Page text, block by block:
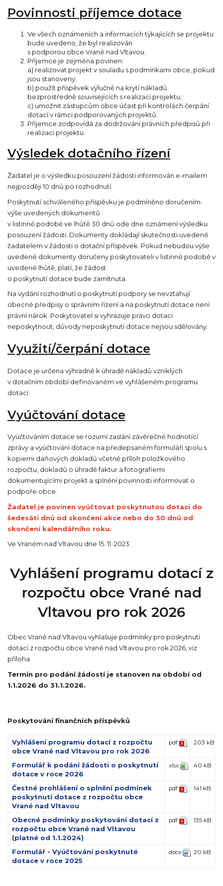
Povinnosti příjemce dotace
Ve všech oznámeních a informacích týkajících se projektu
bude uvedeno, že byl realizován
s podporou obce Vrané nad Vltavou.
Příjemce je zejména povinen:
a) realizovat projekt v souladu s podmínkami obce, pokud
jsou stanoveny;
b) použít příspěvek výlučně na krytí nákladů
bezprostředně souvisejících s realizací projektu;
c) umožnit zástupcům obce účast při kontrolách čerpání
dotací v rámci podporovaných projektů.
Příjemce zodpovídá za dodržování právních předpisů při
realizaci projektu.
Výsledek dotačního řízení
Žadatel je o výsledku posouzení žádosti informován e-mailem
nejpozději 10 dnů po rozhodnutí.
Poskytnutí schváleného příspěvku je podmíněno doručením
výše uvedených dokumentů
v listinné podobě ve lhůtě 30 dnů ode dne oznámení výsledku
posouzení žádosti. Dokumenty dokládají skutečnosti uvedené
žadatelem v žádosti o dotační příspěvek. Pokud nebudou výše
uvedené dokumenty doručeny poskytovateli v listinné podobě v
uvedené lhůtě, platí, že žádost
o poskytnutí dotace bude zamítnuta.
Na vydání rozhodnutí o poskytnutí podpory se nevztahují
obecné předpisy o správním řízení a na poskytnutí dotace není
právní nárok. Poskytovatel si vyhrazuje právo dotaci
neposkytnout, důvody neposkytnutí dotace nejsou sdělovány.
Využití/čerpání dotace
Dotace je určena výhradně k úhradě nákladů vzniklých
v dotačním období definovaném ve vyhlášeném programu
dotací.
Vyúčtování dotace
Vyúčtováním dotace se rozumí zaslání závěrečné hodnotící
zprávy a vyúčtování dotace na předepsaném formuláři spolu s
kopiemi daňových dokladů včetně příloh položkového
rozpočtu, dokladů o úhradě faktur a fotografiemi
dokumentujícími projekt a splnění povinnosti informovat o
podpoře obce.
Žadatel je povinen vyúčtovat poskytnutou dotaci do
šedesáti dnů od skončení akce nebo do 30 dnů od
skončení kalendářního roku.
Ve Vraném nad Vltavou dne 15. 11. 2023.
Vyhlášení programu dotací z
rozpočtu obce Vrané nad
Vltavou pro rok 2026
Obec Vrané nad Vltavou vyhlašuje podmínky pro poskytnutí
dotací z rozpočtu obce Vrané nad Vltavou pro rok 2026, viz
příloha.
Termín pro podání žádostí je stanoven na období od
1.1.2026 do 31.1.2026.
Poskytování finančních příspěvků
Vyhlášení programu dotací z rozpočtu
obce Vrané nad Vltavou pro rok 2026
pdf 203 kB
Formulář k podání žádosti o poskytnutí
dotace v roce 2026
xlsx 40 kB
Čestné prohlášení o splnění podmínek
poskytnutí dotace z rozpočtu obce
Vrané nad Vltavou
pdf 141 kB
Obecné podmínky poskytování dotací z
rozpočtu obce Vrané nad Vltavou
(platné od 1.1.2024)
pdf 135 kB
Formulář - Vyúčtování poskytnuté
dotace v roce 2025
docx 20 kB